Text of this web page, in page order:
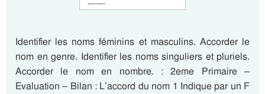
Identifier les noms féminins et masculins. Accorder le
nom en genre. Identifier les noms singuliers et pluriels.
Accorder le nom en nombre. : 2eme Primaire –
Evaluation – Bilan : L’accord du nom 1 Indique par un F